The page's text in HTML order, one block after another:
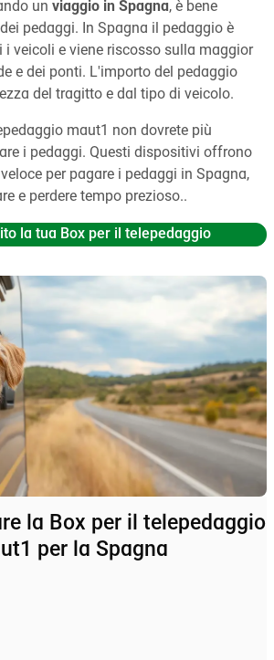
un viaggio in Spagna, è bene
pedaggi. In Spagna il pedaggio è
veicoli e viene riscosso sulla maggior
e dei ponti. L'importo del pedaggio
del tragitto e dal tipo di veicolo.
maut1 non dovrete più
i pedaggi. Questi dispositivi offrono
per pagare i pedaggi in Spagna,
e perdere tempo prezioso..
la tua Box per il telepedaggio
la Box per il telepedaggio
per la Spagna